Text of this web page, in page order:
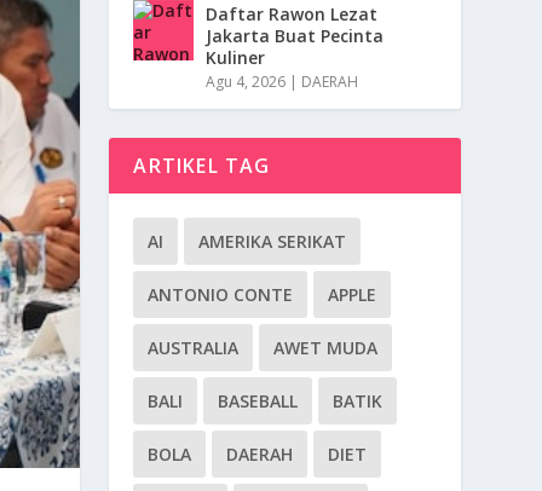
Daftar Rawon Lezat
Jakarta Buat Pecinta
Kuliner
Agu 4, 2026 | DAERAH
ARTIKEL TAG
AI AMERIKA SERIKAT
ANTONIO CONTE APPLE
AUSTRALIA AWET MUDA
BALI BASEBALL BATIK
BOLA DAERAH DIET